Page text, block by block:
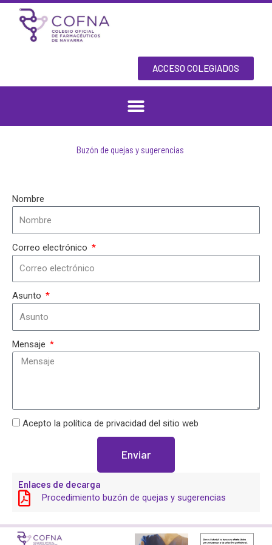
Skip
content
ACCESO COLEGIADOS
Buzón de quejas y sugerencias
Nombre
Correo electrónico
Asunto
Mensaje
Acepto la política de privacidad del sitio web
Enviar
Enlaces de decarga
Procedimiento buzón de quejas y sugerencias